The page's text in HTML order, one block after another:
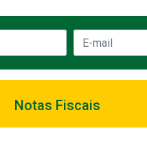
Notas Fiscais